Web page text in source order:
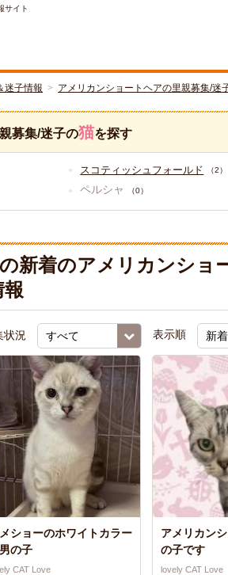
サイト
迷子情報 アメリカンショートヘアの里親募集/迷
募集/迷子の猫を探す
スコティッシュフォールド （2）
ペルシャ （0）
新着のアメリカンショ
報
状況 表示順
ショーのホワイトカラー
の子
CAT Love
アメリカン
の子です
lovely CAT Love